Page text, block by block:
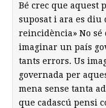
Bé crec que aquest
suposat i ara es diu
reincidència» No
imaginar un país
tants errors. Us
governada per
mena sense tanta
que cadascú pensi